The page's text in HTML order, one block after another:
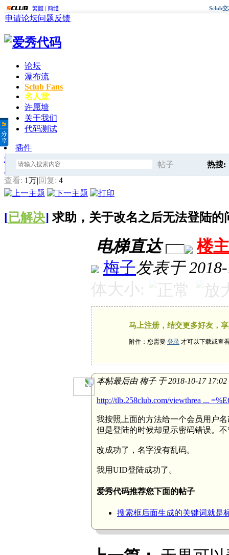
繁體 | 簡體 Sclub
申请论坛问题反馈
论坛
瀑布流
Sclub Fans
名人堂
许愿墙
关于我们
代码测试
插件
帖子
索
热搜:
爱秀代码
» 求助，关于改名之后无法登陆的问
发帖
查看: 1万| 回复: 4
[已解决] 求助，关于改名之后无法登陆
电梯直达
楼主
梅子发表于
体大小:
马上注册，结交更多好友，
附件：您需要 登录 才可以下载或查
本帖最后由 梅子 于 2018-10-17
http://tlb.258club.com/viewthrea ...
我按照上面的方法给一个会员用户
但是登陆的时候却显示密码错误。
改成功了，名字没有乱码。
我用UID登陆成功了。
爱秀代码推荐您下面的帖子
搜索框后面生成的关键词就是